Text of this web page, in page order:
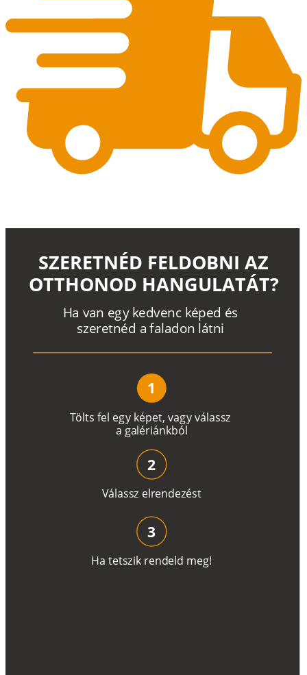
Tölts fel egy képet, vagyválassz
a galériánkból
Ha van egy kedvenc képed és
szeretnéd a faladon látni
SZERETNÉD FELDOBNI AZ
OTTHONOD HANGULATÁT?
1
Válassz elrendezést
2
Ha tetszik rendeld meg!
3